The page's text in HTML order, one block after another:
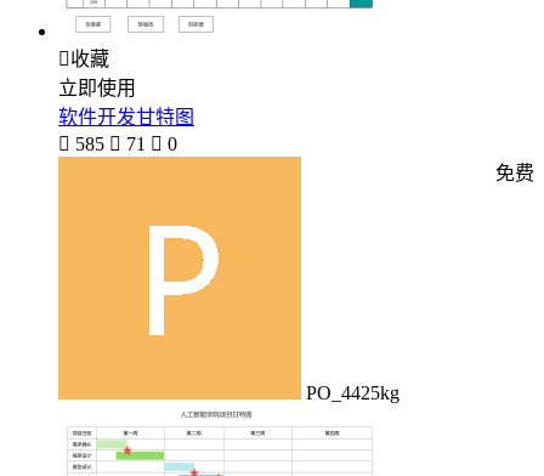
收藏
立即使用
软件开发甘特图
 585  71  0
PO_4425kg
免费